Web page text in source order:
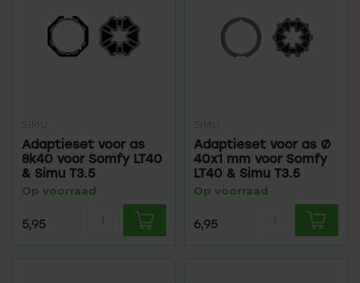
SIMU
Adaptieset voor as
8k40 voor Somfy LT40
& Simu T3.5
Op voorraad
5,95
SIMU
Adaptieset voor as Ø
40x1 mm voor Somfy
LT40 & Simu T3.5
Op voorraad
6,95